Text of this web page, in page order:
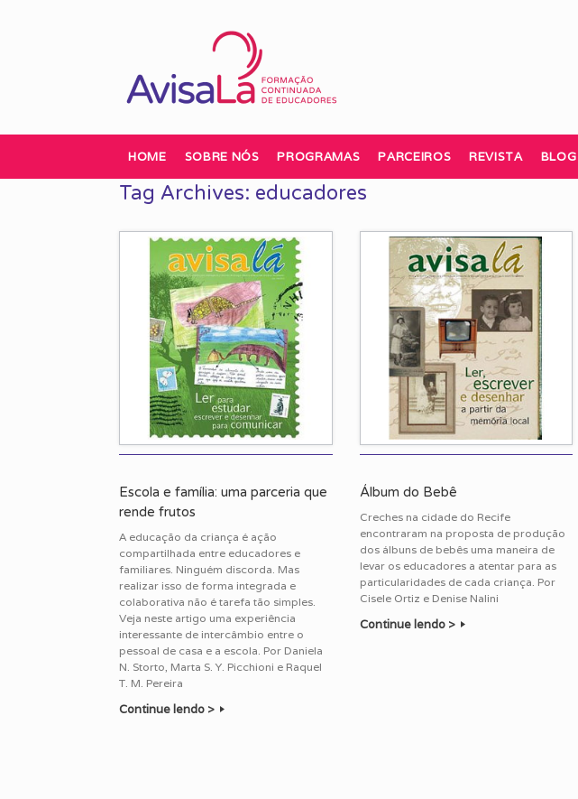
HOME SOBRE NÓS PROGRAMAS PARCEIROS REVISTA BLOG
Tag Archives: educadores
Escola e família: uma parceria que
rende frutos
A educação da criança é ação
compartilhada entre educadores e
familiares. Ninguém discorda. Mas
realizar isso de forma integrada e
colaborativa não é tarefa tão simples.
Veja neste artigo uma experiência
interessante de intercâmbio entre o
pessoal de casa e a escola. Por Daniela
N. Storto, Marta S. Y. Picchioni e Raquel
T. M. Pereira
Continue lendo >
Álbum do Bebê
Creches na cidade do Recife
encontraram na proposta de produção
dos álbuns de bebês uma maneira de
levar os educadores a atentar para as
particularidades de cada criança. Por
Cisele Ortiz e Denise Nalini
Continue lendo >